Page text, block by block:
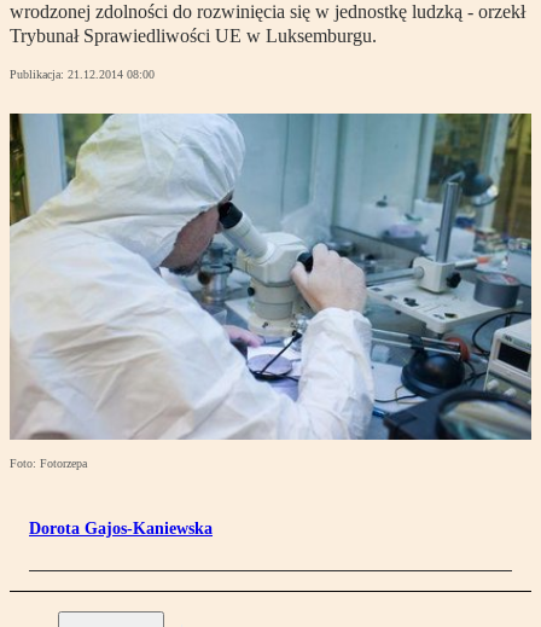
wrodzonej zdolności do rozwinięcia się w jednostkę ludzką - orzekł
Trybunał Sprawiedliwości UE w Luksemburgu.
Publikacja: 21.12.2014 08:00
Foto: Fotorzepa
Dorota Gajos-Kaniewska